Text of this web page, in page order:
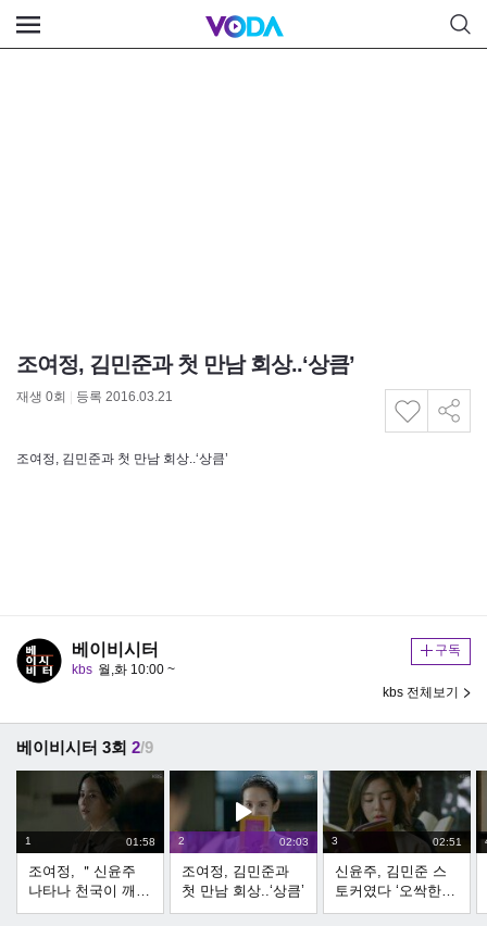
조여정, 김민준과 첫 만남 회상..‘상큼’
재생 0회 등록 2016.03.21
조여정, 김민준과 첫 만남 회상..‘상큼’
베이비시터
kbs 월,화 10:00 ~
구독
kbs 전체보기
베이비시터 3회 2/9
1 01:58
조여정, ＂신윤주
나타나 천국이 깨졌
다＂
2 02:03
조여정, 김민준과
첫 만남 회상..‘상큼’
3 02:51
신윤주, 김민준 스
토커였다 ‘오싹한
집착’